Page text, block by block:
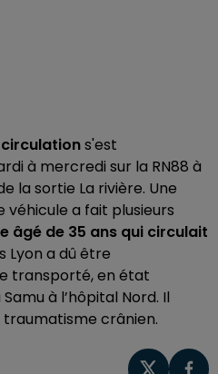
s'est
à mercredi sur la RN88 à
la sortie La rivière. Une
véhicule a fait plusieurs
âgé de 35 ans qui circulait
Lyon a dû être
transporté, en état
à l’hôpital Nord. Il
crânien.